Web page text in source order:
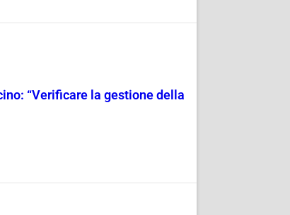
“Verificare la gestione della